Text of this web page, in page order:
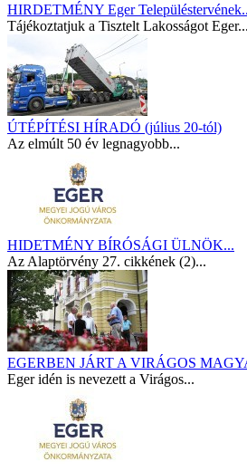
HIRDETMÉNY Eger
Tájékoztatjuk a Tisztelt Lakosságot Eger...
ÚTÉPÍTÉSI HÍRADÓ (július 20-tól)
Az elmúlt 50 év legnagyobb...
HIDETMÉNY BÍRÓSÁGI ÜLNÖK...
Az Alaptörvény 27. cikkének (2)...
EGERBEN JÁRT A VIRÁGOS
Eger idén is nevezett a Virágos...